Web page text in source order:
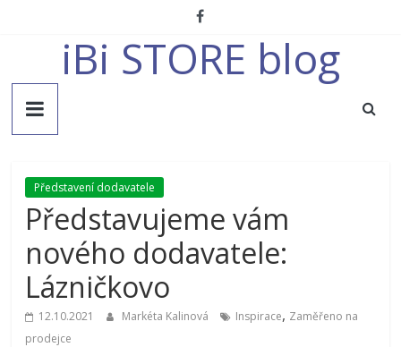
iBi STORE blog
Představení dodavatele
Představujeme vám
nového dodavatele:
Lázničkovo
12.10.2021 Markéta Kalinová Inspirace, Zaměřeno na
prodejce